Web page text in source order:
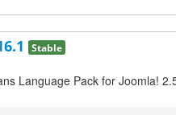
Stable
Language Pack for Joomla!